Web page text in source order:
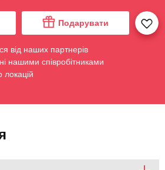
Подарувати
від наших партнерів
нашими співробітниками
локацій